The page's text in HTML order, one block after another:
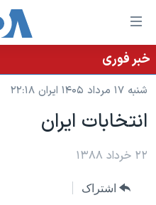
لینکهای
قابل
دسترسی
جهش
محتوای
جهش
خانه
نسخه سبک وب‌سایت
موضوع ها
ایران
برنامه های تلویزیونی
جدول برنامه ها
خبر فوری
شنبه ۱۷ مرداد ۱۴۰۵ ایران ۲۲:۱۸
انتخابات ایران
۲۲ خرداد ۱۳۸۸
اشتراک